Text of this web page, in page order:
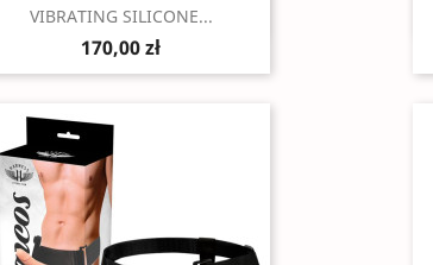
Szybki podgląd
VIBRATING SILICONE...
170,00 zł